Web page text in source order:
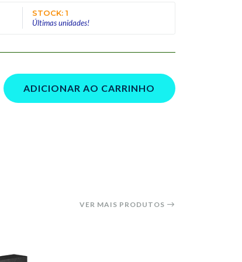
STOCK: 1
Últimas unidades!
ADICIONAR AO CARRINHO
VER MAIS PRODUTOS